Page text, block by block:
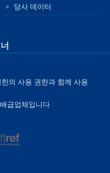
당사 데이터
의 사용 권한과 함께 사용
급업체입니다